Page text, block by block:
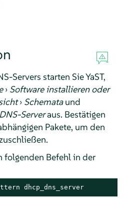
Servers starten Sie YaST,
› Software installieren oder
› Schemataund
Serveraus. Bestätigen
Pakete, um den
folgenden Befehl in der
dhcp_dns_server